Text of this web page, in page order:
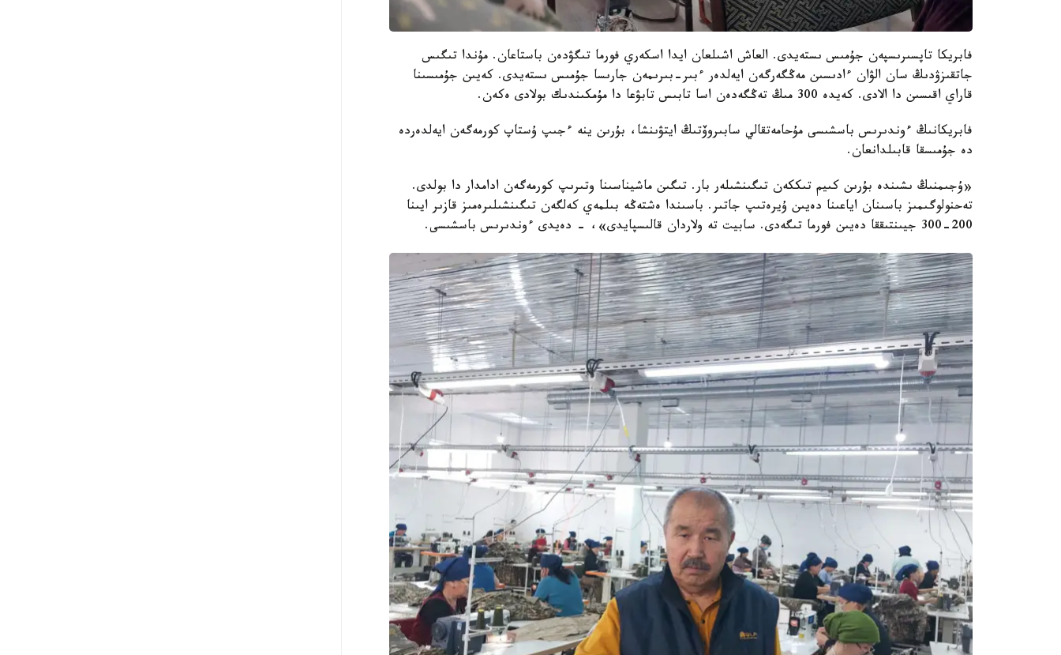
فابريكا تاپسىرىسپەن جۇمىس ىستەيدى. العاش اشىلعان ايدا اسكەري فورما تىگۋدەن باستاعان. مۇندا تىگىس
جاتقىزۋدىڭ سان الۋان ءادىسىن مەڭگەرگەن ايەلدەر ءبىر-بىرىمەن جارىسا جۇمىس ىستەيدى. كەيىن جۇمىسىنا
قاراي اقىسىن دا الادى. كەيدە 300 مىڭ تەڭگەدەن اسا تابىس تابۋعا دا مۇمكىندىك بولادى ەكەن.
فابريكانىڭ ءوندىرىس باسشىسى مۇحامەتقالي سابىروۆتىڭ ايتۋىنشا، بۇرىن ينە ءجىپ ۇستاپ كورمەگەن ايەلدەردە
دە جۇمىسقا قابىلدانعان.
«ۇجىمنىڭ ىشىندە بۇرىن كىيم تىككەن تىگىنشىلەر بار. تىگىن ماشيناسىنا وتىرىپ كورمەگەن ادامدار دا بولدى.
تەحنولوگىمىز باسىنان اياعىنا دەيىن ۇيرەتىپ جاتىر. باسىندا ەشتەڭە بىلمەي كەلگەن تىگىنشىلىرەمىز قازىر ايىنا
200-300 جيىنتىققا دەيىن فورما تىگەدى. سابيت تە ولاردان قالىسپايدى»، - دەيدى ءوندىرىس باسشىسى.